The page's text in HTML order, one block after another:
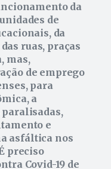
da
de
da
ruas, praças
mas,
de emprego
para
a
paralisadas,
e
asfáltica nos
preciso
Covid-19 de